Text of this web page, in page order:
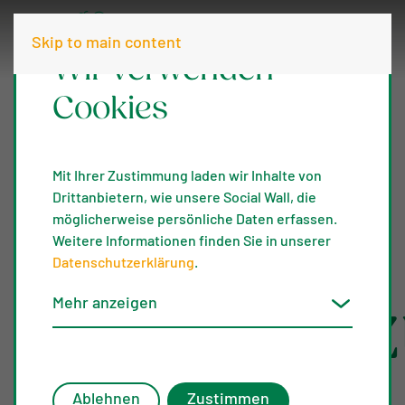
Skip to main content
Wir verwenden
Cookies
Mit Ihrer Zustimmung laden wir Inhalte von
Drittanbietern, wie unsere Social Wall, die
möglicherweise persönliche Daten erfassen.
Weitere Informationen finden Sie in unserer
Datenschutzerklärung.
Mehr anzeigen
Ablehnen Zustimmen